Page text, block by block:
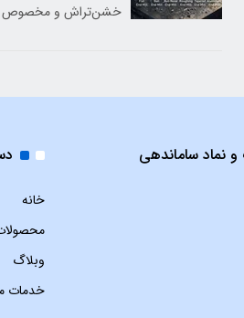
خشن‌تراش و مخصوص
و نماد ساماندهی
خانه
وبلاگ
خدمات